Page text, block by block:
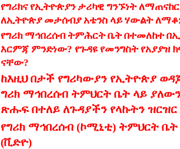
የግሪክና የኢትዮጵያን ታሪካዊ ግንኙነት
ለኢትዮጵያ መታሰብያ አቴንስ ላይ ሃውልት
የግሪክ ማኅበረሰብ ትምሕርት ቤት በተመለከተ
እርምጃ ምንድነው? የጉዳዩ የመንግስት የአያያዝ
ናቸው?
ከእዚህ በታች የግሪካውያን የኢትዮጵያ
ግሪክ ማኅበረሰብ ትምህርት ቤት ላይ
ጽሑፍ በተለይ ለጉዳያችን የላኩትን ዝርዝር
የግሪክ ማኅበረሰብ (ኮሚኒቲ) ትምህርት
(ቪድዮ)